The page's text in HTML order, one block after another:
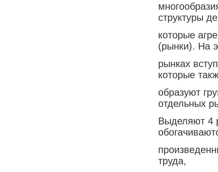
структуры
которые
(рынки). На
рынках
которые
образуют
отдельных
Выделяют 4
труда,